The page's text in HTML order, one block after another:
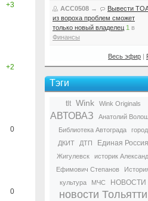
+3
+2
0
0
ACC0508 →
Вывести
из вороха проблем сможет
только новый владелец 1 в
Финансы
Весь эфир |
Тэги
tlt Wink Wink Originals
АВТОВАЗ
Анатолий
Библиотека Автограда
город
ДКИТ
ДТП Единая Россия
Жигулевск
историк
Ефимович Степанов
культура
МЧС НОВОСТИ
новости Тольятти